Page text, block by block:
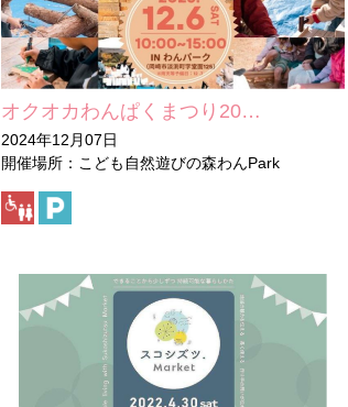
オクオカわんぱくまつり20…
2024年12月07日
開催場所：こども自然遊びの森わんPark